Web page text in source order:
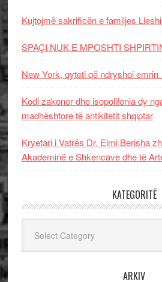
Kujtojmë sakrificën e familjes
SPAÇI NUK E MPOSHTI
New York, qyteti që ndryshoi
Kodi zakonor dhe isopolifonia dy
madhështore të antikitetit shqiptar
Kryetari i Vatrës Dr. Elmi Berisha
Akademinë e Shkencave dhe të
KATEGORITË
ARKIV